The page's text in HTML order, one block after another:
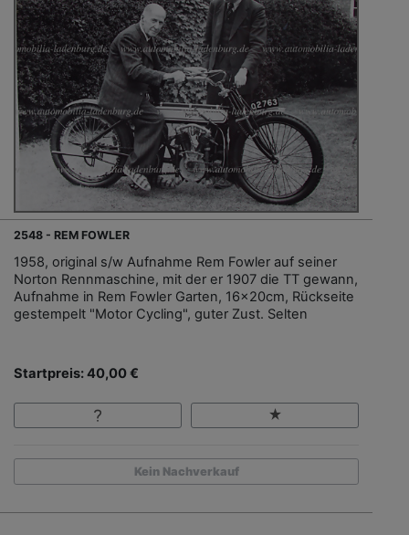
2548 - REM FOWLER
1958, original s/w Aufnahme Rem Fowler auf seiner
Norton Rennmaschine, mit der er 1907 die TT gewann,
Aufnahme in Rem Fowler Garten, 16x20cm, Rückseite
gestempelt "Motor Cycling", guter Zust. Selten
Startpreis: 40,00 €
Kein Nachverkauf